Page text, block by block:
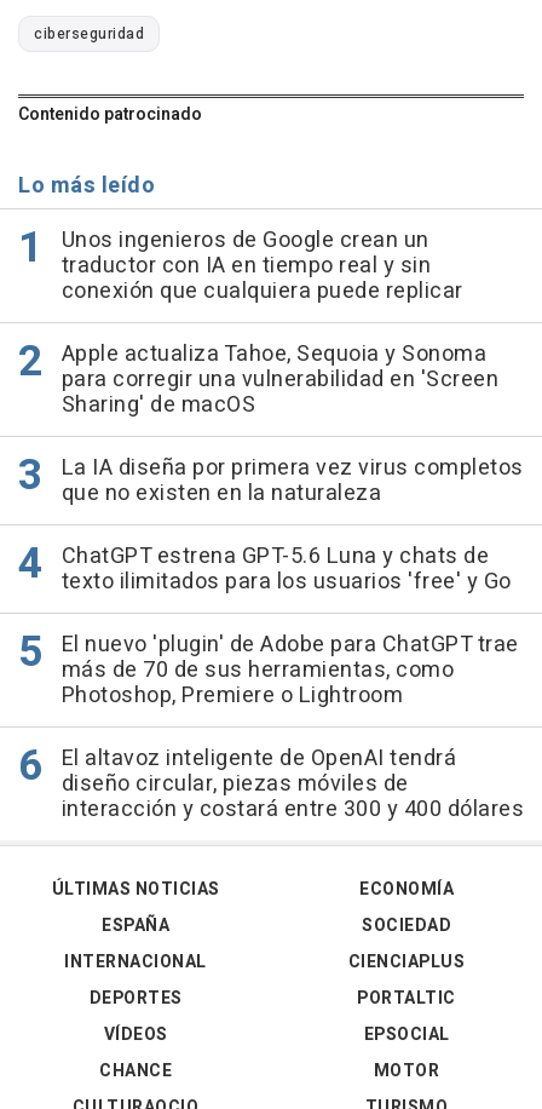
ciberseguridad
Contenido patrocinado
Lo más leído
Unos ingenieros de Google crean un
traductor con IA en tiempo real y sin
conexión que cualquiera puede replicar
Apple actualiza Tahoe, Sequoia y Sonoma
para corregir una vulnerabilidad en 'Screen
Sharing' de macOS
La IA diseña por primera vez virus completos
que no existen en la naturaleza
ChatGPT estrena GPT-5.6 Luna y chats de
texto ilimitados para los usuarios 'free' y Go
El nuevo 'plugin' de Adobe para ChatGPT trae
más de 70 de sus herramientas, como
Photoshop, Premiere o Lightroom
El altavoz inteligente de OpenAI tendrá
diseño circular, piezas móviles de
interacción y costará entre 300 y 400 dólares
ÚLTIMAS NOTICIAS
ESPAÑA
INTERNACIONAL
DEPORTES
VÍDEOS
ECONOMÍA
SOCIEDAD
CIENCIAPLUS
PORTALTIC
EPSOCIAL
CHANCE
MOTOR